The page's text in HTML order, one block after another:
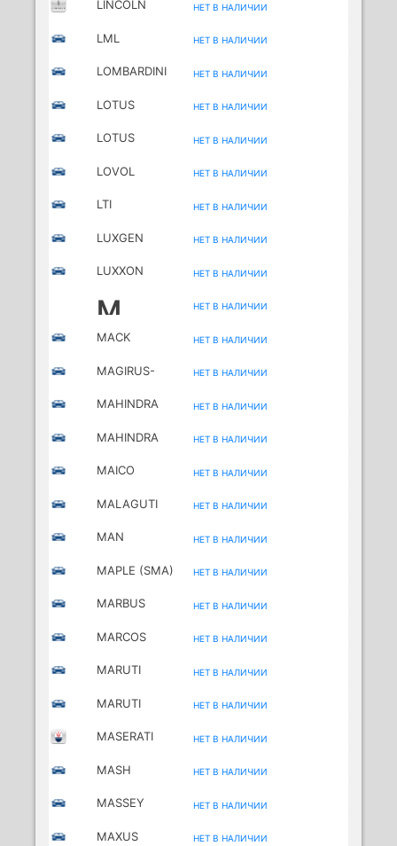
LINCOLN НЕТ В НАЛИЧИИ
LML
НЕТ В НАЛИЧИИ
LOMBARDINI НЕТ В НАЛИЧИИ
LOTUS НЕТ В НАЛИЧИИ
LOTUS
НЕТ В НАЛИЧИИ
LOVOL НЕТ В НАЛИЧИИ
LTI НЕТ В НАЛИЧИИ
LUXGEN НЕТ В НАЛИЧИИ
LUXXON
НЕТ В НАЛИЧИИ
M НЕТ В НАЛИЧИИ
MACK НЕТ В НАЛИЧИИ
MAGIRUS-
НЕТ В НАЛИЧИИ
MAHINDRA НЕТ В НАЛИЧИИ
MAHINDRA
НЕТ В НАЛИЧИИ
MAICO
НЕТ В НАЛИЧИИ
MALAGUTI
НЕТ В НАЛИЧИИ
MAN НЕТ В НАЛИЧИИ
MAPLE (SMA) НЕТ В НАЛИЧИИ
MARBUS НЕТ В НАЛИЧИИ
MARCOS НЕТ В НАЛИЧИИ
MARUTI НЕТ В НАЛИЧИИ
MARUTI
НЕТ В НАЛИЧИИ
MASERATI НЕТ В НАЛИЧИИ
MASH
НЕТ В НАЛИЧИИ
MASSEY
НЕТ В НАЛИЧИИ
MAXUS НЕТ В НАЛИЧИИ